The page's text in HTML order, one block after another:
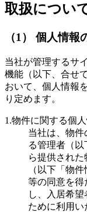
取扱につい
（1） 個人情
当社が管理するサ
機能（以下、合せ
おいて、個人情報
り定めます。
1.物件に関する個
当社は、物
る管理者（
ら提供され
（以下「物
等の同意を得
し、入居希
ために利用い